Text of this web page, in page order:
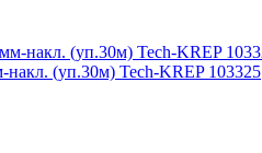
(уп.30м) Tech-KREP 103325